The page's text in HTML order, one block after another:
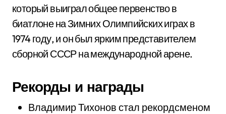
который выиграл общее первенство в
биатлоне на Зимних Олимпийских играх в
1974 году, и он был ярким представителем
сборной СССР на международной арене.
Рекорды и награды
Владимир Тихонов стал рекордсменом